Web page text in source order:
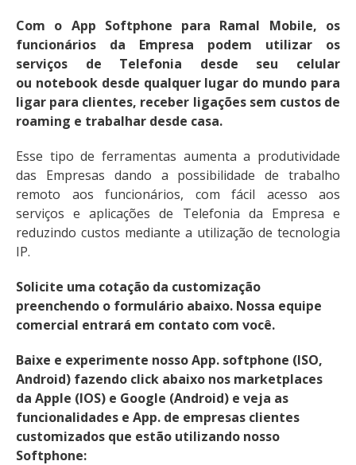
Com o App Softphone para Ramal Mobile, os
funcionários da Empresa podem utilizar os
serviços de Telefonia desde seu celular
ou notebook desde qualquer lugar do mundo para
ligar para clientes, receber ligações sem custos de
roaming e trabalhar desde casa.
Esse tipo de ferramentas aumenta a produtividade
das Empresas dando a possibilidade de trabalho
remoto aos funcionários, com fácil acesso aos
serviços e aplicações de Telefonia da Empresa e
reduzindo custos mediante a utilização de tecnologia
IP.
Solicite uma cotação da customização
preenchendo o formulário abaixo. Nossa equipe
comercial entrará em contato com você.
Baixe e experimente nosso App. softphone (ISO,
Android) fazendo click abaixo nos marketplaces
da Apple (IOS) e Google (Android) e veja as
funcionalidades e App. de empresas clientes
customizados que estão utilizando nosso
Softphone: